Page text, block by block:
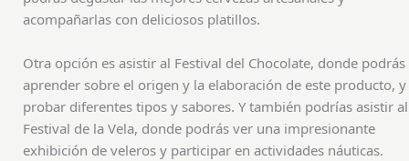
acompañarlas con deliciosos platillos.
Otra opción es asistir al Festival del Chocolate, donde podrás
aprender sobre el origen y la elaboración de este producto, y
probar diferentes tipos y sabores. Y también podrías asistir al
Festival de la Vela, donde podrás ver una impresionante
exhibición de veleros y participar en actividades náuticas.